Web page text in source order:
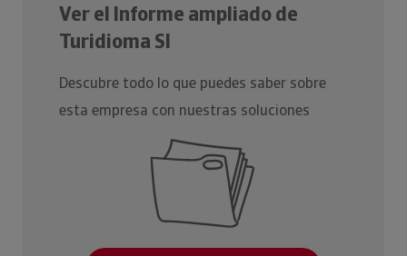
Ver el Informe ampliado de
Turidioma Sl
Descubre todo lo que puedes saber sobre
esta empresa con nuestras soluciones